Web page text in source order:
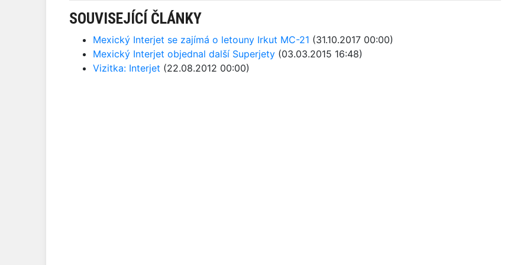
SOUVISEJÍCÍ ČLÁNKY
Mexický Interjet se zajímá o letouny Irkut MC-21 (31.10.2017 00:00)
Mexický Interjet objednal další Superjety (03.03.2015 16:48)
Vizitka: Interjet (22.08.2012 00:00)